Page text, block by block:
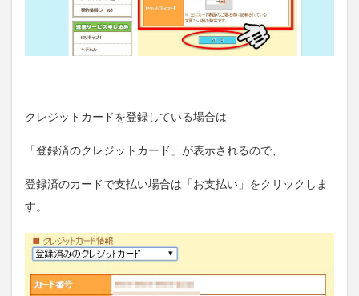
クレジットカードを登録している場合は
「登録済のクレジットカード」が表示されるので、
登録済のカードで支払い場合は「お支払い」をクリックしま
す。